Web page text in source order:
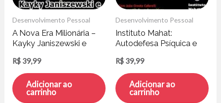
Desenvolvimento Pessoal
A Nova Era Milionária –
Kayky Janiszewski e
R$ 39,99
Adicionar ao
carrinho
Desenvolvimento Pessoal
Instituto Mahat:
Autodefesa Psíquica e
Cafarelli
R$ 39,99
Adicionar ao
carrinho